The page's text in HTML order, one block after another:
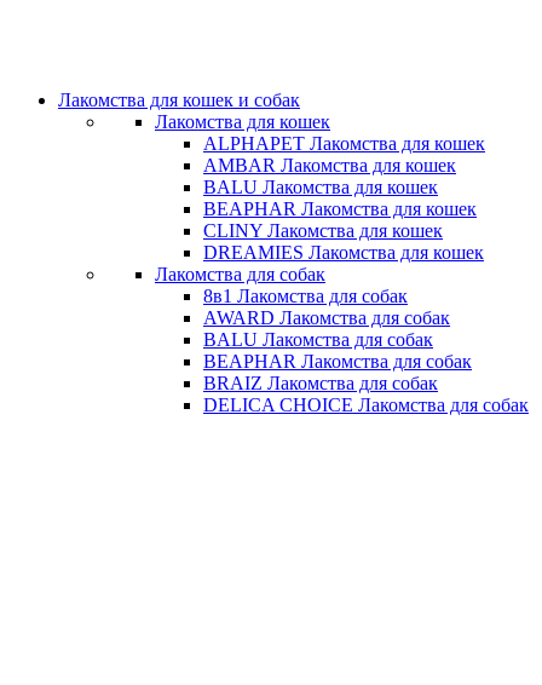
Лакомства для кошек и собак
Лакомства для кошек
ALPHAPET Лакомства для кошек
AMBAR Лакомства для кошек
BALU Лакомства для кошек
BEAPHAR Лакомства для кошек
CLINY Лакомства для кошек
DREAMIES Лакомства для кошек
Лакомства для собак
8в1 Лакомства для собак
AWARD Лакомства для собак
BALU Лакомства для собак
BEAPHAR Лакомства для собак
BRAIZ Лакомства для собак
DELICA CHOICE Лакомства для собак